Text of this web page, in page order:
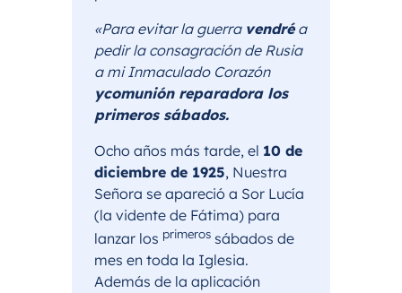
«Para evitar la guerra vendréa
pedir la consagración de Rusia
a mi Inmaculado Corazón
ycomunión reparadora los
primeros sábados.
Ocho años más tarde, el 10 de
diciembre de 1925, Nuestra
Señora se apareció a Sor Lucía
(la vidente de Fátima) para
lanzar los primeros sábados de
mes en toda la Iglesia.
Además de la aplicación